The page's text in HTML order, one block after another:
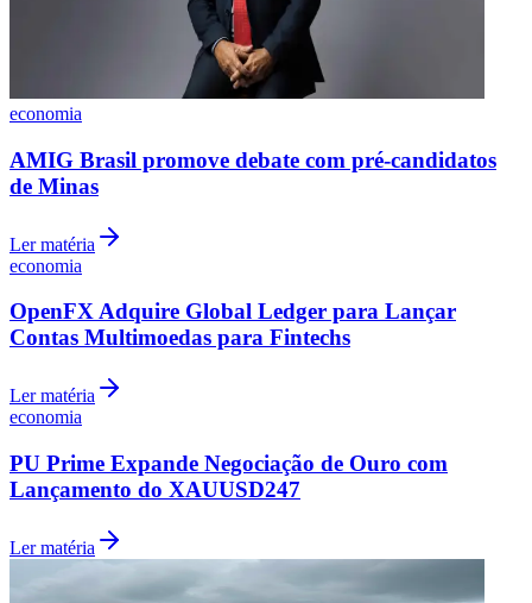
economia
AMIG Brasil promove debate com pré-candidatos
de Minas
Ler matéria
economia
OpenFX Adquire Global Ledger para Lançar
Contas Multimoedas para Fintechs
Ler matéria
economia
PU Prime Expande Negociação de Ouro com
Lançamento do XAUUSD247
Ler matéria